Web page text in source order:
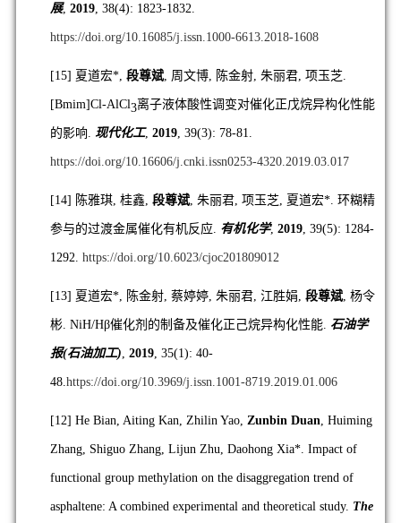
展, 2019, 38(4): 1823-1832.
https://doi.org/10.16085/j.issn.1000-6613.2018-1608
[15] 夏道宏*, 段尊斌, 周文博, 陈金射, 朱丽君, 项玉芝.
[Bmim]Cl-AlCl3离子液体酸性调变对催化正戊烷异构化性能
的影响 现代化工, 2019, 39(3): 78-81.
https://doi.org/10.16606/j.cnki.issn0253-4320.2019.03.017
[14] 陈雅琪, 桂鑫 段尊斌, 朱丽君, 项玉芝, 夏道宏*. 环糊精
参与的过渡金属催化有机反应. 有机化学, 2019, 39(5): 1284-
1292. https://doi.org/10.6023/cjoc201809012
[13] 夏道宏*, 陈金射, 蔡婷婷, 朱丽君, 江胜娟 段尊斌, 杨令
彬. NiH/Hβ催化剂的制备及催化正己烷异构化性能. 石油学
报(石油加工) 2019, 35(1): 40-
48. https://doi.org/10.3969/j.issn.1001-8719.2019.01.006
[12] He Bian, Aiting Kan, Zhilin Yao, Zunbin Duan , Huiming
Zhang, Shiguo Zhang, Lijun Zhu, Daohong Xia*. Impact of
functional group methylation on the disaggregation trend of
asphaltene: A combined experimental and theoretical study. The